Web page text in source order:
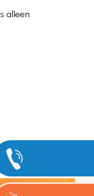
alleen
un don